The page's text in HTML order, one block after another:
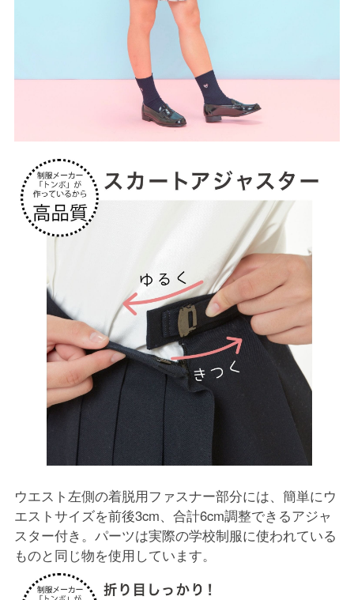
ウエスト左側の着脱用ファスナー部分には、簡単にウ
エストサイズを前後3cm、合計6cm調整できるアジャ
スター付き。パーツは実際の学校制服に使われている
ものと同じ物を使用しています。